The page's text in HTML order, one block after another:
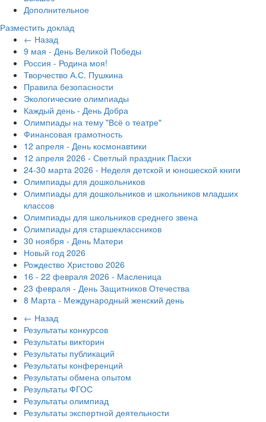
Дополнительное
Разместить доклад
← Назад
9 мая - День Великой Победы
Россия - Родина моя!
Творчество А.С. Пушкина
Правила безопасности
Экологические олимпиады
Каждый день - День Добра
Олимпиады на тему "Всё о театре"
Финансовая грамотность
12 апреля - День космонавтики
12 апреля 2026 - Светлый праздник Пасхи
24-30 марта 2026 - Неделя детской и юношеской книги
Олимпиады для дошкольников
Олимпиады для дошкольников и школьников младших
классов
Олимпиады для школьников среднего звена
Олимпиады для старшеклассников
30 ноября - День Матери
Новый год 2026
Рождество Христово 2026
16 - 22 февраля 2026 - Масленица
23 февраля - День Защитников Отечества
8 Марта - Международный женский день
← Назад
Результаты конкурсов
Результаты викторин
Результаты публикаций
Результаты конференций
Результаты обмена опытом
Результаты ФГОС
Результаты олимпиад
Результаты экспертной деятельности